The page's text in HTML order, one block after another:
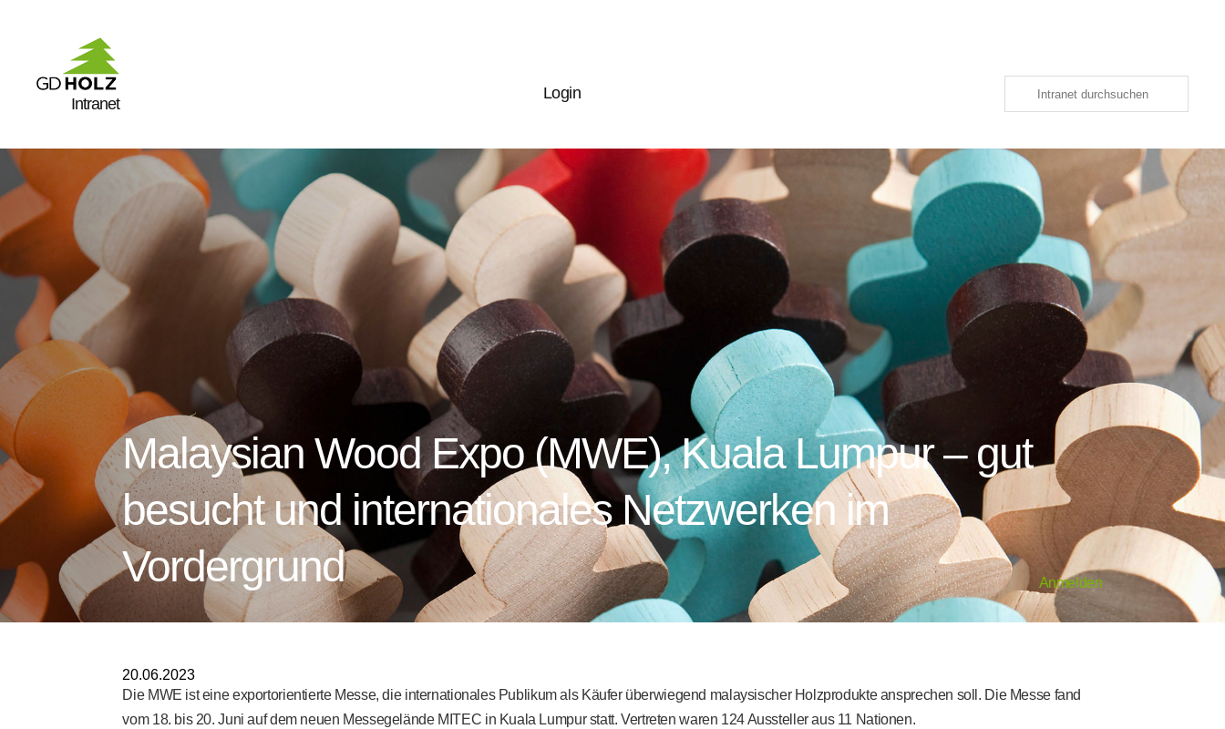
Intranet
Login
Malaysian Wood Expo (MWE), Kuala Lumpur – gut
besucht und internationales Netzwerken im
Vordergrund
Anmelden
20.06.2023
Die MWE ist eine exportorientierte Messe, die internationales Publikum als Käufer überwiegend malaysischer Holzprodukte ansprechen soll. Die Messe fand
vom 18. bis 20. Juni auf dem neuen Messegelände MITEC in Kuala Lumpur statt. Vertreten waren 124 Aussteller aus 11 Nationen.